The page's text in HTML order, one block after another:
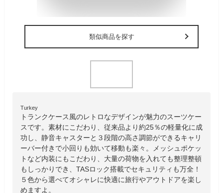
類似商品を探す
Turkey
トランクケース風のレトロなデザインが魅力のスーツケー
スです。素材にこだわり、従来品より約25％の軽量化に成
功し、静音キャスターと３段階の高さ調節ができるキャリ
ーバー付きで小回りも効いて移動も楽々。メッシュポケッ
トなど内装にもこだわり、大量の荷物を入れても整理整頓
もしっかりでき、TASロック搭載でセキュリティも万全！
５色から選べてオシャレに快適に旅行やアウトドアを楽し
めますよ。